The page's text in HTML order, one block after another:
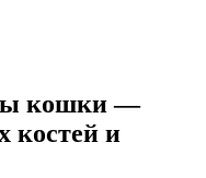
кошки —
костей и